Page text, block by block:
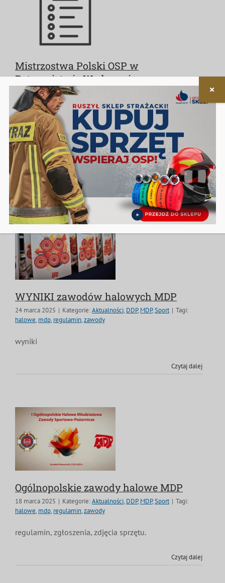
Mistrzostwa Polski OSP w
Ratownictwie Wodnym i
Powodziowym
5 maja 2025 | Kategorie:Regulaminy | Tagi:sędzia,sędziowie,
sędziowie zawodów strażackich
zawody
Regulamin Mistrzostw Polski OSP w Ratownictwie
Wodnym i Powodziowym
Czytaj dalej
WYNIKI zawodów halowych MDP
24 marca 2025 | Kategorie:Aktualności, DDP, MDP,Sport | Tagi:
halowe, mdp, regulamin,zawody
wyniki
Czytaj dalej
Ogólnopolskie zawody halowe MDP
18 marca 2025 | Kategorie:Aktualności, DDP, MDP,Sport | Tagi:
halowe, mdp, regulamin,zawody
regulamin, zgłoszenia, zdjęcia sprzętu.
Czytaj dalej